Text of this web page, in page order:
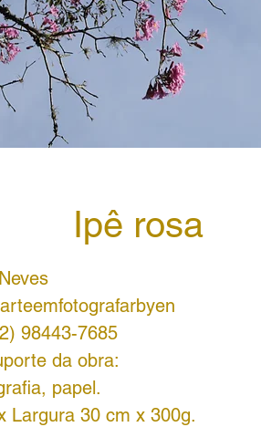
Ipê rosa
98443-7685
da obra:
papel.
Largura 30 cm x 300g.